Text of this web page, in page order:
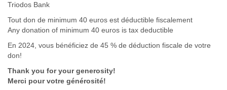
Triodos Bank
Tout don de minimum 40 euros est déductible fiscalement
Any donation of minimum 40 euros is tax deductible
En 2024, vous bénéficiez de 45 % de déduction fiscale de votre
don!
Thank you for your generosity!
Merci pour votre générosité!